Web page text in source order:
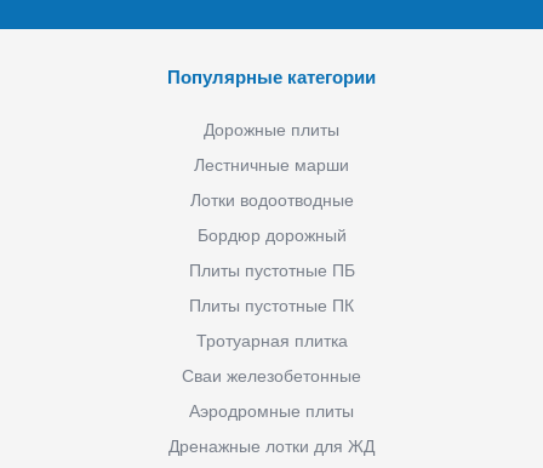
Популярные категории
Дорожные плиты
Лестничные марши
Лотки водоотводные
Бордюр дорожный
Плиты пустотные ПБ
Плиты пустотные ПК
Тротуарная плитка
Сваи железобетонные
Аэродромные плиты
Дренажные лотки для ЖД